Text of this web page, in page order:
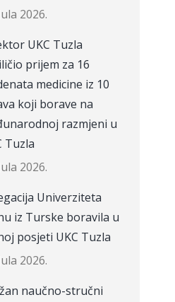
2026.
UKC Tuzla
prijem za 16
medicine iz 10
koji borave na
razmjeni u
Tuzla
2026.
Univerziteta
iz Turske boravila u
posjeti UKC Tuzla
2026.
naučno-stručni